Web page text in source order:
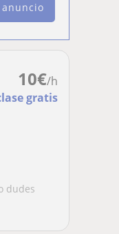
10€/h
gratis
dudes